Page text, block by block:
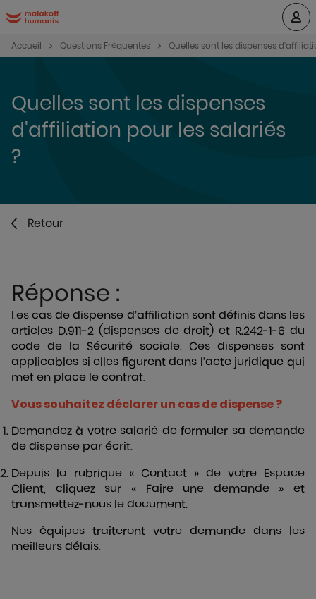
Accueil Questions Fréquentes Quelles sont les dispenses
Quelles sont les dispenses
d'affiliation pour les salariés
?
Retour
Réponse :
Les cas de dispense d’affiliation sont définis dans les
articles D.911-2(dispenses de droit) et R.242-1-6 du
code de la Sécurité sociale. Ces dispenses sont
applicables si elles figurent dans l’acte juridique qui
met en place le contrat.
Vous souhaitez déclarer un cas de dispense ?
Demandez à votre salarié de formuler sa demande
de dispense par écrit.
Depuis la rubrique « Contact » de votre Espace
Client, cliquez sur « Faire une demande » et
transmettez-nous le document.
Nos équipes traiteront votre demande dans les
meilleurs délais.